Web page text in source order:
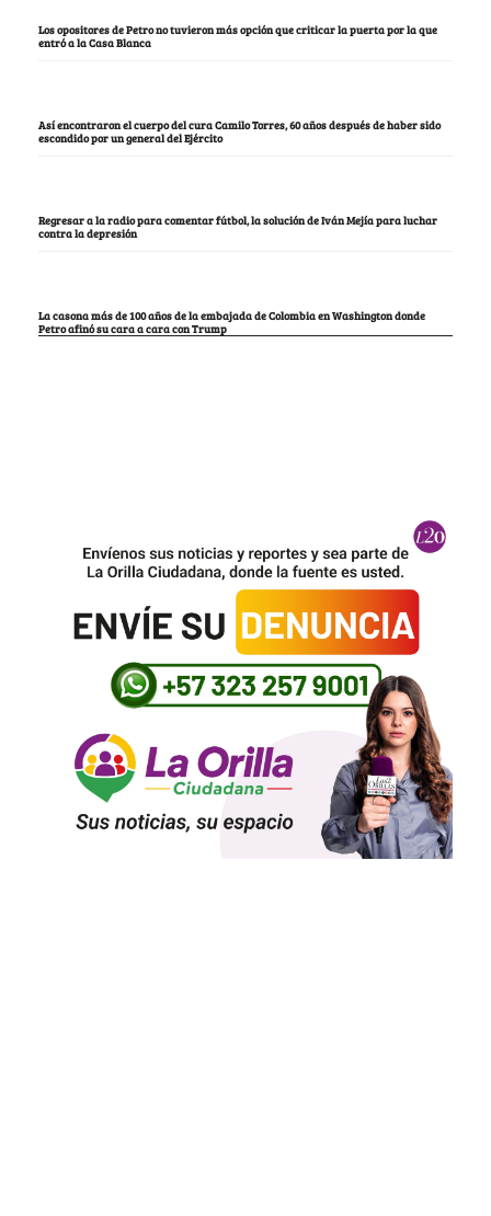
Los opositores de Petro no tuvieron más opción que criticar la puerta por la que
entró a la Casa Blanca
Así encontraron el cuerpo del cura Camilo Torres, 60 años después de haber sido
escondido por un general del Ejército
Regresar a la radio para comentar fútbol, la solución de Iván Mejía para luchar
contra la depresión
La casona más de 100 años de la embajada de Colombia en Washington donde
Petro afinó su cara a cara con Trump